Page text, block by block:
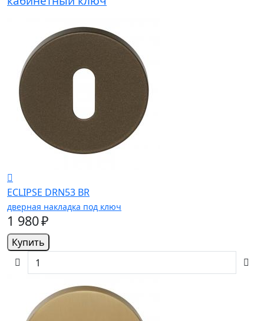
ECLIPSE DRN53 BR
дверная накладка под ключ
1 980 ₽
Купить